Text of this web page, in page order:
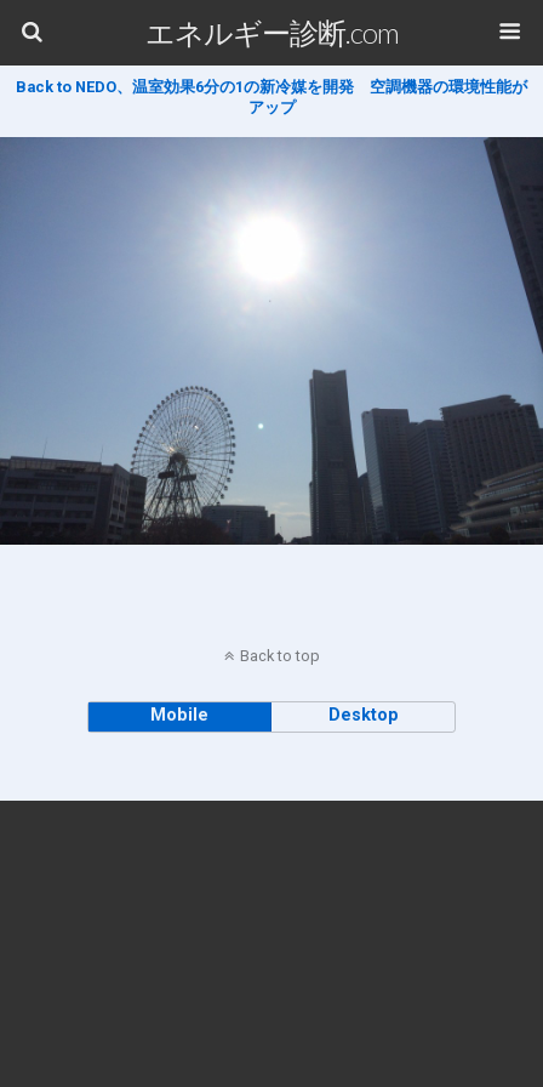
エネルギー診断.com
Back to NEDO、温室効果6分の1の新冷媒を開発 空調機器の環境性能が
アップ
Back to top
Mobile Desktop